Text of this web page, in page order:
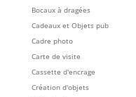
Bocaux à dragées
Cadeaux et Objets pub
Cadre photo
Carte de visite
Cassette d'encrage
Création d'objets